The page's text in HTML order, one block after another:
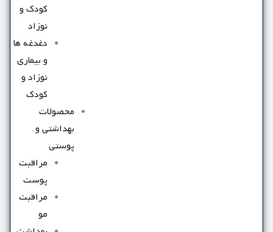
کودک و
نوزاد
دغدغه ها
و بیماری
نوزاد و
کودک
محصولات
بهداشتی و
پوستی
مراقبت
پوست
مراقبت
مو